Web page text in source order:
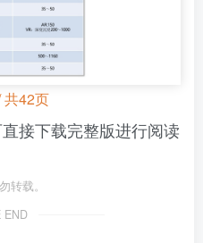
共42页
接下载完整版进行阅读
转载。
END